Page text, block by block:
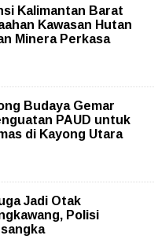
Kalimantan Barat
Kawasan Hutan
Minera Perkasa
Budaya Gemar
PAUD untuk
di Kayong Utara
Jadi Otak
Polisi